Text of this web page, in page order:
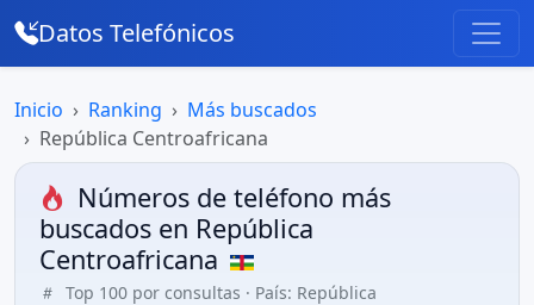
Datos Telefónicos
Inicio Ranking
Más buscados
República Centroafricana
Números de teléfono más
buscados en República
Centroafricana
Top 100 por consultas · País: República